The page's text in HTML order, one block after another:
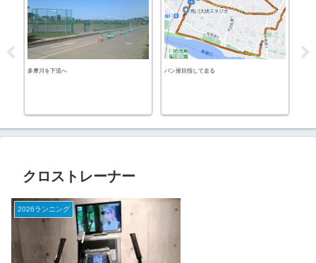
多摩川を下流へ パン屋目指して走る
クロストレーナー
2026ランニング